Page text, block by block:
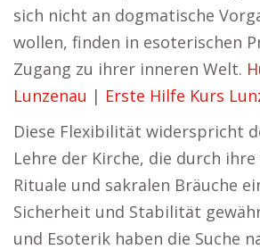
sich nicht an dogmatische
wollen, finden in esoterischen
Zugang zu ihrer inneren Welt.
Lunzenau | Erste Hilfe Kurs
Diese Flexibilität widerspricht
Lehre der Kirche, die durch
Rituale und sakralen Bräuche
Sicherheit und Stabilität
und Esoterik haben die Suche